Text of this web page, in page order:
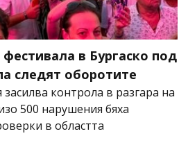
в Бургаско под
следят оборотите
контрола в разгара на
500 нарушения бяха
в областта